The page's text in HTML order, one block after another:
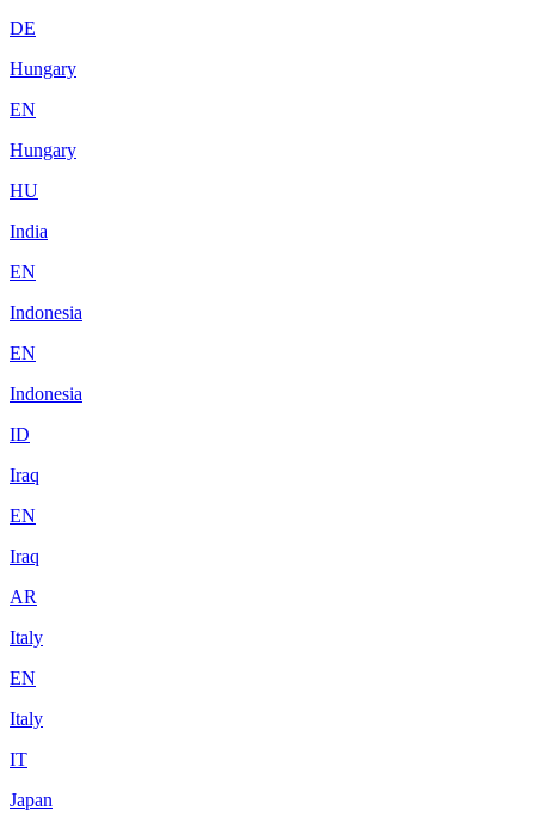
DE
Hungary
EN
Hungary
HU
India
EN
Indonesia
EN
Indonesia
ID
Iraq
EN
Iraq
AR
Italy
EN
Italy
IT
Japan